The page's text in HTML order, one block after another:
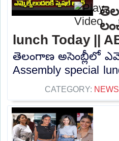
lunch Today ||
తెలంగాణ అసెంబ్లీలో
Assembly special
CATEGORY: NEWS